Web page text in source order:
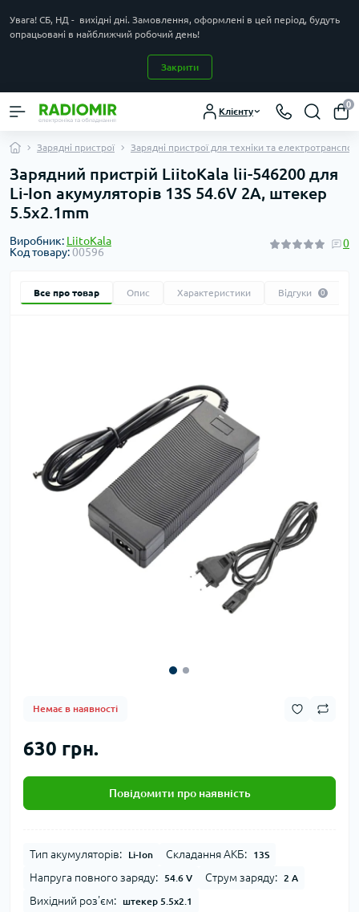
Увага! СБ, НД - вихідні дні. Замовлення, оформлені в цей період, будуть
опрацьовані в найближчий робочий день!
Закрити
Клієнту
0
Зарядні пристрої Зарядні пристрої для техніки та
Зарядний пристрій LiitoKala lii-546200 для
Li-Ion акумуляторів 13S 54.6V 2A, штекер
5.5x2.1mm
Виробник: LiitoKala
Код товару:00596
0
Все про товар Опис Характеристики Відгуки 0
Немає в наявності
630 грн.
Повідомити про наявність
Тип акумуляторів: Li-Ion Складання АКБ: 13S
Напруга повного заряду: 54.6 V Струм заряду: 2 A
Вихідний роз'єм: штекер 5.5x2.1